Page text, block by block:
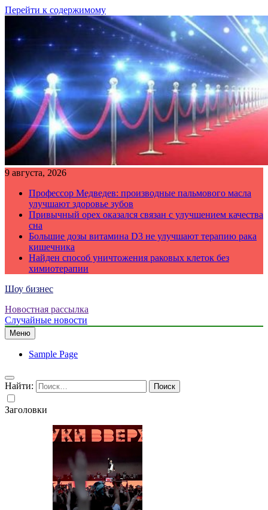
Перейти к содержимому
9 августа, 2026
Профессор Медведев: производные пальмового масла
улучшают здоровье зубов
Привычный орех оказался связан с улучшением качества
сна
Большие дозы витамина D3 не улучшают терапию рака
кишечника
Найден способ уничтожения раковых клеток без
химиотерапии
Шоу бизнес
Новостная рассылка
Случайные новости
Меню
Sample Page
Найти:
Заголовки